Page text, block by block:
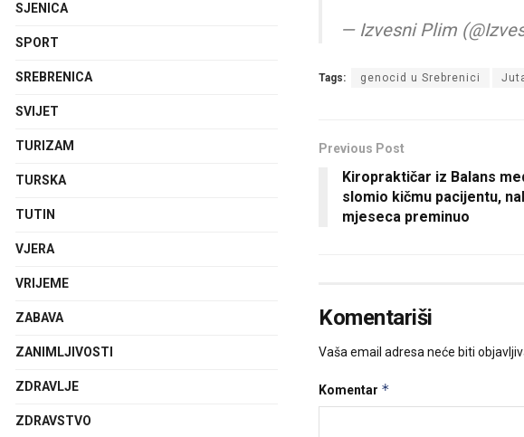
— Izvesni Plim
Tags: genocid u Srebrenici
Previous Post
Kiropraktičar iz Balans
slomio kičmu pacijentu,
mjeseca preminuo
Komentariši
Vaša email adresa neće biti
Komentar *
SJENICA
SPORT
SREBRENICA
SVIJET
TURIZAM
TURSKA
TUTIN
VJERA
VRIJEME
ZABAVA
ZANIMLJIVOSTI
ZDRAVLJE
ZDRAVSTVO